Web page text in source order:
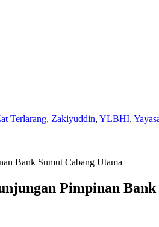
Terlarang, Zakiyuddin, YLBHI,
Bank Sumut Cabang Utama
Pimpinan Bank